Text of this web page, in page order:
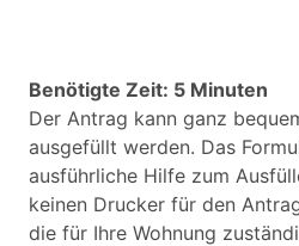
Benötigte Zeit: 5 Minuten
Der Antrag kann ganz
ausgefüllt werden. Das
ausführliche Hilfe zum
keinen Drucker für den
die für Ihre Wohnung